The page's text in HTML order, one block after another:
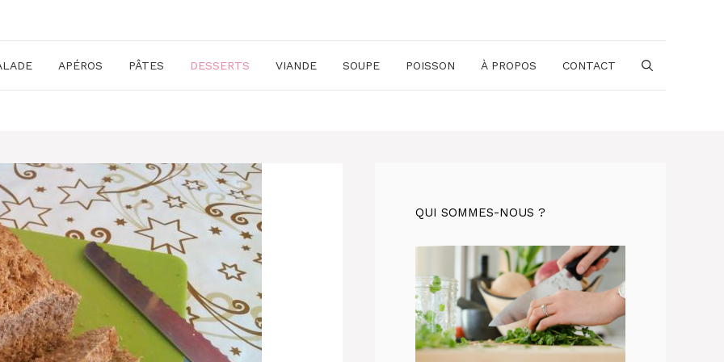
APÉROS PÂTES DESSERTS VIANDE SOUPE POISSON À PROPOS CONTACT
QUI SOMMES-NOUS ?